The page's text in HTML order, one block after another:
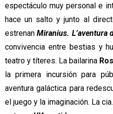
espectáculo muy personal e
hace un salto y junto al
estrenan Miranius. L’aventura
convivencia entre bestias y
teatro y títeres. La bailarina
la primera incursión para
aventura galáctica para
el juego y la imaginación. La